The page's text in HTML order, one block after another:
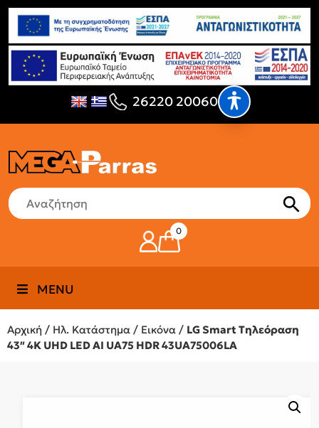
26220 20060
0
MENU
Αρχική / Ηλ. Κατάστημα / Εικόνα / LG Smart Τηλεόραση
43″ 4K UHD LED AI UA75 HDR 43UA75006LA